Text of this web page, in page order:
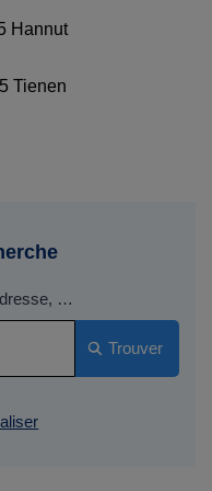
Hannut
Tienen
…
Trouver